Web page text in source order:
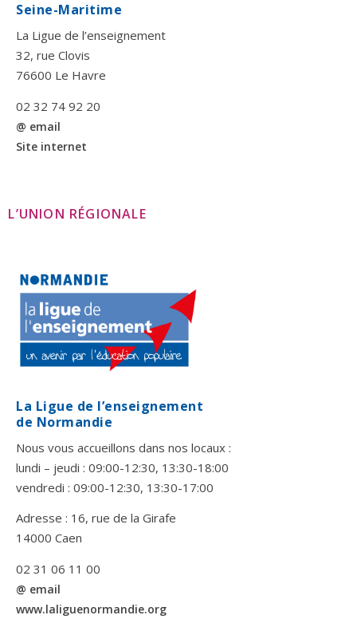
Seine-Maritime
La Ligue de l’enseignement
32, rue Clovis
76600 Le Havre
02 32 74 92 20
@ email
Site internet
L’UNION RÉGIONALE
La Ligue de l’enseignement
de Normandie
Nous vous accueillons dans nos locaux :
lundi – jeudi : 09:00-12:30, 13:30-18:00
vendredi : 09:00-12:30, 13:30-17:00
Adresse : 16, rue de la Girafe
14000 Caen
02 31 06 11 00
@ email
www.laliguenormandie.org